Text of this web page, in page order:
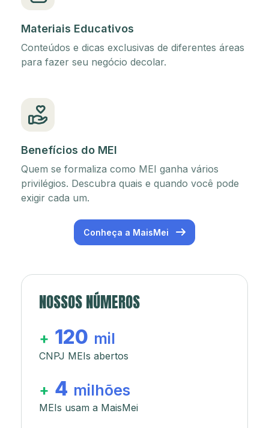
Materiais Educativos
Conteúdos e dicas exclusivas de diferentes áreas
para fazer seu negócio decolar.
Benefícios do MEI
Quem se formaliza como MEI ganha vários
privilégios. Descubra quais e quando você pode
exigir cada um.
Conheça a MaisMei
NOSSOS NÚMEROS
+ 120 mil
CNPJ MEIs abertos
+ 4 milhões
MEIs usam a MaisMei